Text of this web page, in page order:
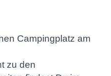
Campingplatz am
zu den